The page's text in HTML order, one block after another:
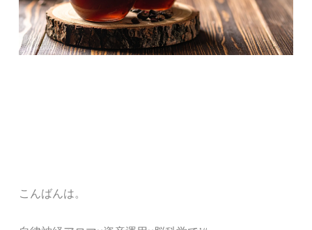
こんばんは。